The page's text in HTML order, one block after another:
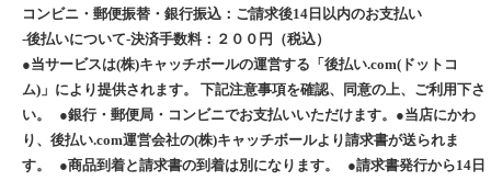
コンビニ・郵便振替・銀行振込：ご請求後14日以内のお支払い
-後払いについて-決済手数料：２００円（税込）
●当サービスは(株)キャッチボールの運営する「後払い.com(ドットコ
ム)」により提供されます。 下記注意事項を確認、同意の上、ご利用下さ
い。 ●銀行・郵便局・コンビニでお支払いいただけます。●当店にかわ
り、後払い.com運営会社の(株)キャッチボールより請求書が送られま
す。 ●商品到着と請求書の到着は別になります。 ●請求書発行から14日